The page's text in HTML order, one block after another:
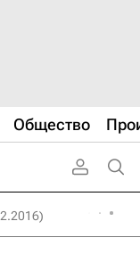
Общество